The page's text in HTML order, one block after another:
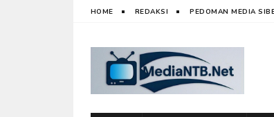
HOME REDAKSI PEDOMAN MEDIA